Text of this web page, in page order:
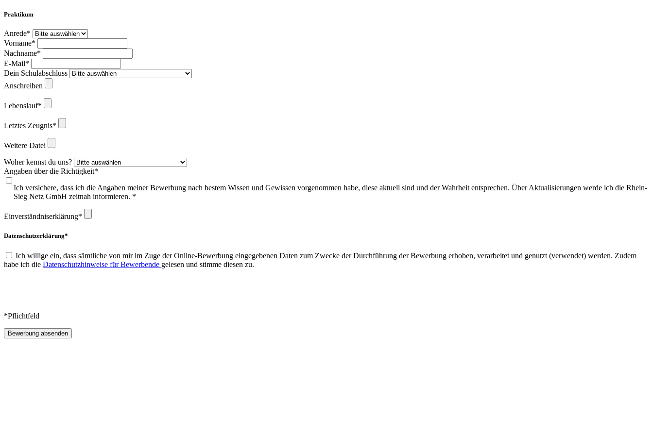
Praktikum
Anrede*
Vorname*
Nachname*
E-Mail*
Dein Schulabschluss
Anschreiben
Lebenslauf*
Letztes Zeugnis*
Weitere Datei
Woher kennst du uns?
Angaben über die Richtigkeit*
Ich versichere, dass ich die Angaben meiner Bewerbung nach bestem Wissen und Gewissen vorgenommen habe, diese aktuell sind und der Wahrheit entsprechen. Über Aktualisierungen werde ich die Rhein-
Sieg Netz GmbH zeitnah informieren. *
Einverständniserklärung*
Datenschutzerklärung*
Ich willige ein, dass sämtliche von mir im Zuge der Online-Bewerbung eingegebenen Daten zum Zwecke der Durchführung der Bewerbung erhoben, verarbeitet und genutzt (verwendet) werden. Zudem
habe ich die Datenschutzhinweise für Bewerbende gelesen und stimme diesen zu.
*Pflichtfeld
Bewerbung absenden